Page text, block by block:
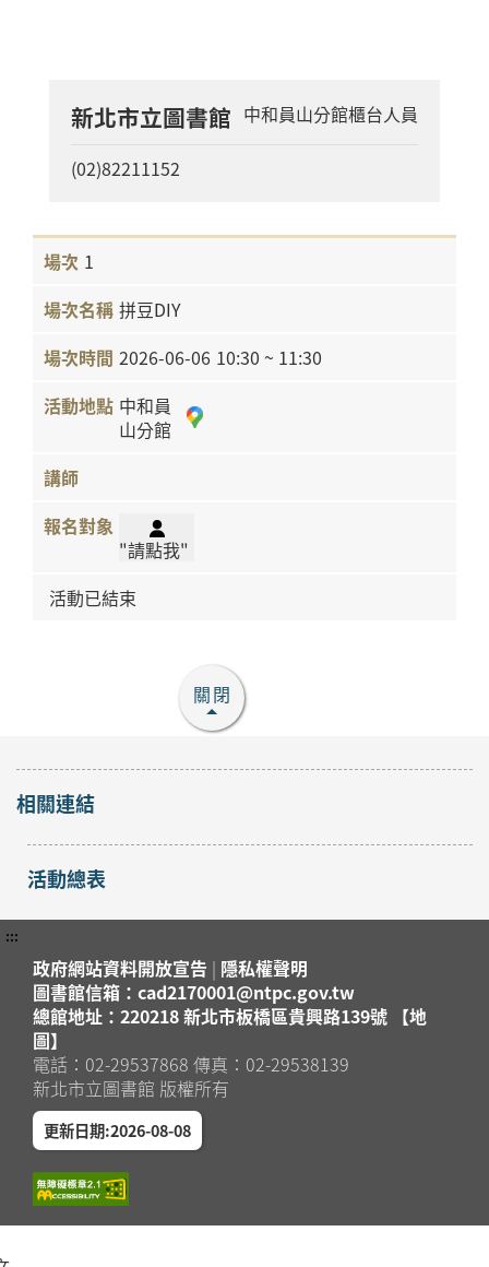
新北市立圖書館 中和員山分館櫃台人員
(02)82211152
1
拼豆DIY
2026-06-06 10:30 ~ 11:30
中和員
山分館
"請點我"
活動已結束
關閉
相關連結
活動總表
:::
政府網站資料開放宣告 | 隱私權聲明
圖書館信箱：cad2170001@ntpc.gov.tw
總館地址：220218 新北市板橋區貴興路139號 【地
圖】
電話：02-29537868 傳真：02-29538139
新北市立圖書館 版權所有
更新日期:2026-08-08